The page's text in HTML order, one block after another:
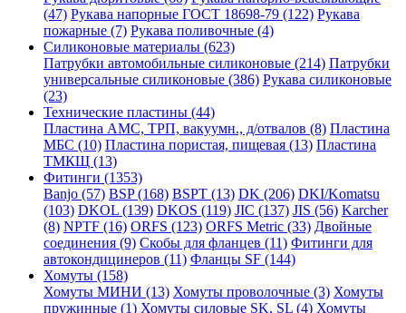
(47) Рукава напорные ГОСТ 18698-79 (122) Рукава
пожарные (7) Рукава поливочные (4)
Силиконовые материалы (623)
Патрубки автомобильные силиконовые (214) Патрубки
универсальные силиконовые (386) Рукава силиконовые
(23)
Технические пластины (44)
Пластина АМС, ТРП, вакуумн., д/отвалов (8) Пластина
МБС (10) Пластина пористая, пищевая (13) Пластина
ТМКЩ (13)
Фитинги (1353)
Banjo (57) BSP (168) BSPT (13) DK (206) DKI/Komatsu
(103) DKOL (139) DKOS (119) JIC (137) JIS (56) Karcher
(8) NPTF (16) ORFS (123) ORFS Metric (33) Двойные
соединения (9) Скобы для фланцев (11) Фитинги для
автокондицинеров (11) Фланцы SF (144)
Хомуты (158)
Хомуты МИНИ (13) Хомуты проволочные (3) Хомуты
пружинные (1) Хомуты силовые SK, SL (4) Хомуты